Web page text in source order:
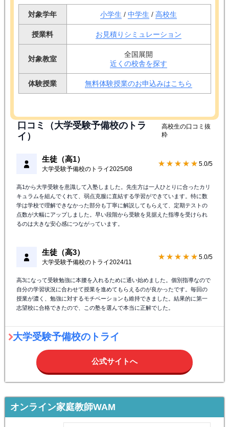
対象学年 小学生 / 中学生 / 高校生
授業料 お見積りシミュレーション
対象教室
全国展開
近くの校舎を探す
体験授業 無料体験授業のお申込みはこちら
口コミ（大学受験予備校のトラ
イ）
高校生の口コミ抜
粋
生徒（高1）
大学受験予備校のトライ2025/08
★★★★★ 5.0/5
高1から大学受験を意識して入塾しました。先生方は一人ひとりに合ったカリ
キュラムを組んでくれて、弱点克服に直結する学習ができています。特に数
学は学校で理解できなかった部分も丁寧に解説してもらえて、定期テストの
点数が大幅にアップしました。早い段階から受験を見据えた指導を受けられ
るのは大きな安心感につながっています。
生徒（高3）
大学受験予備校のトライ2024/11
★★★★★ 5.0/5
高3になって受験勉強に本腰を入れるために通い始めました。個別指導なので
自分の学習状況に合わせて授業を進めてもらえるのが良かったです。毎回の
授業が濃く、勉強に対するモチベーションも維持できました。結果的に第一
志望校に合格できたので、この塾を選んで本当に正解でした。
大学受験予備校のトライ
公式サイトへ
オンライン家庭教師WAM